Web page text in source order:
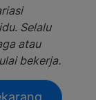
Selalu
atau
bekerja.